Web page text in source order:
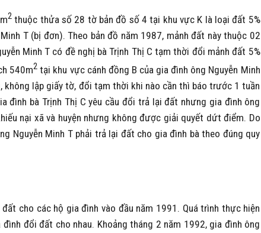
2 thuộc thửa số 28 tờ bản đồ số 4 tại khu vực K là loại đất 5%
T (bị đơn). Theo bản đồ năm 1987, mảnh đất này thuộc 02
Minh T có đề nghị bà Trịnh Thị C tạm thời đổi mảnh đất 5%
540m2 tại khu vực cánh đồng B của gia đình ông Nguyễn Minh
không lập giấy tờ, đổi tạm thời khi nào cần thì báo trước 1 tuần
đình bà Trịnh Thị C yêu cầu đổi trả lại đất nhưng gia đình ông
nại xã và huyện nhưng không được giải quyết dứt điểm. Do
Nguyễn Minh T phải trả lại đất cho gia đình bà theo đúng quy
cho các hộ gia đình vào đầu năm 1991. Quá trình thực hiện
đổi đất cho nhau. Khoảng tháng 2 năm 1992, gia đình ông